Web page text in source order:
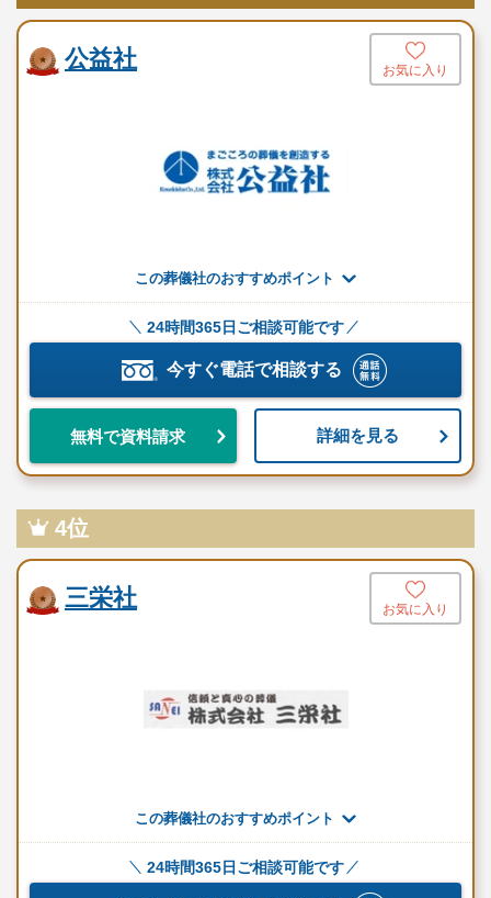
お棺
仏衣一式
遺影写真・手札写真
役所手続き代行
斎場へのご搬送
火葬場のご案内
自社式場使用料※会員特典
アフターサポート
追加オプション
お坊さんの定額手配
※セットプランに含まれない内容、飲食接待費（料理、飲物、返
礼品、式場料、火葬場関係費、宗教者費用など）諸条件により変
ご希望やご予算に合わせた適正価格を見積るためには、人数・場
所（式場、火葬場）・宗教形式などを葬儀社と擦り合わせること
家族葬のディアネスのこだわり
葬儀会社ごとにこだわりや理念や特徴等が異なります。
公益社 お気に入り
この葬儀社のおすすめポイント
24時間365日ご相談可能です
今すぐ電話で相談する
無料で資料請求 詳細を見る
4位
三栄社 お気に入り
この葬儀社のおすすめポイント
24時間365日ご相談可能です